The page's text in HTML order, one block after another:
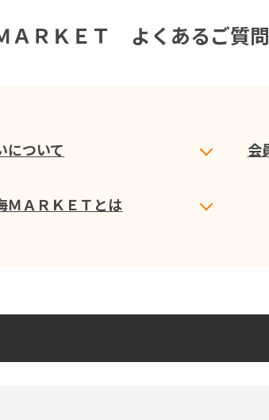
ＡＲＫＥＴ よくあるご質問
について 会
ＭＡＲＫＥＴとは